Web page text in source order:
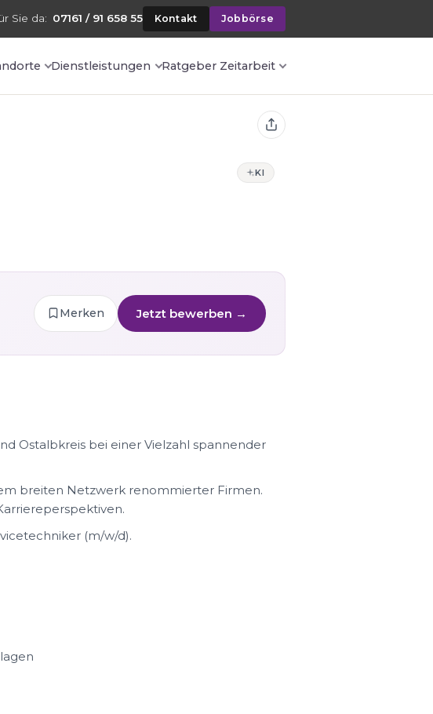
Sie da: 07161 / 91 658 55 Kontakt Jobbörse
Dienstleistungen Ratgeber Zeitarbeit
KI
Merken Jetzt bewerben →
Ostalbkreis bei einer Vielzahl spannender
breiten Netzwerk renommierter Firmen.
(m/w/d).